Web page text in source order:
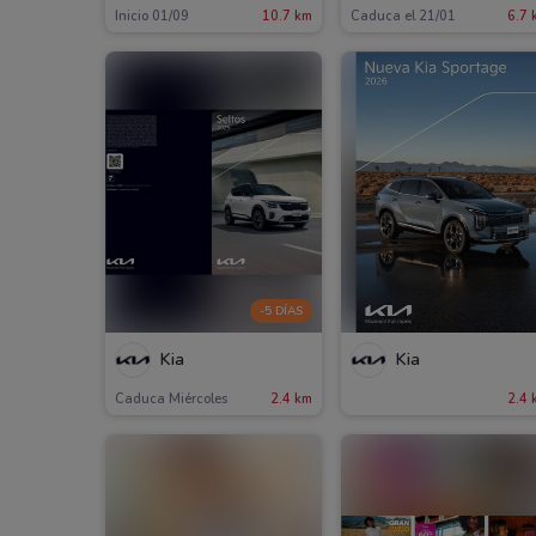
Inicio 01/09 10.7 km Caduca el 21/01 6.7
-5 DÍAS
Kia
Caduca Miércoles 2.4 km
Kia
2.4